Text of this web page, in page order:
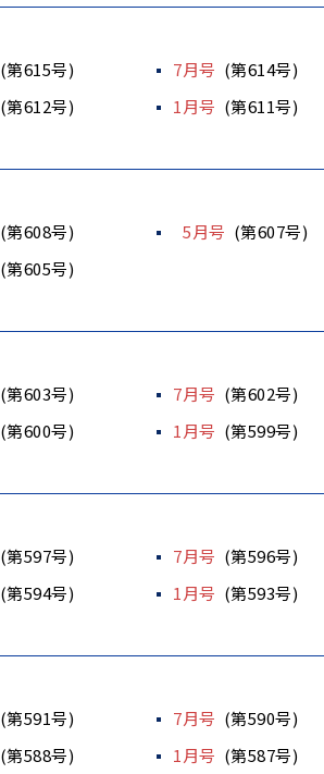
(第615号) 7月号 (第614号)
(第612号) 1月号 (第611号)
(第608号) 5月号 (第607号)
(第605号)
(第603号) 7月号 (第602号)
(第600号) 1月号 (第599号)
(第597号) 7月号 (第596号)
(第594号) 1月号 (第593号)
(第591号) 7月号 (第590号)
(第588号) 1月号 (第587号)